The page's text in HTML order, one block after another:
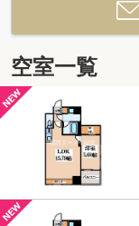
空室一覧